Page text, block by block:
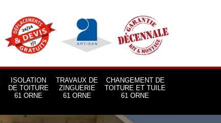
ISOLATION
DE TOITURE
61 ORNE
TRAVAUX DE
ZINGUERIE
61 ORNE
CHANGEMENT DE
TOITURE ET TUILE
61 ORNE